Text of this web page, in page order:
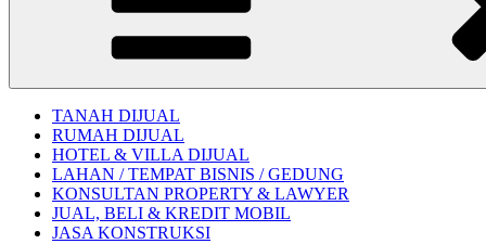
TANAH DIJUAL
RUMAH DIJUAL
HOTEL & VILLA DIJUAL
LAHAN / TEMPAT BISNIS / GEDUNG
KONSULTAN PROPERTY & LAWYER
JUAL, BELI & KREDIT MOBIL
JASA KONSTRUKSI